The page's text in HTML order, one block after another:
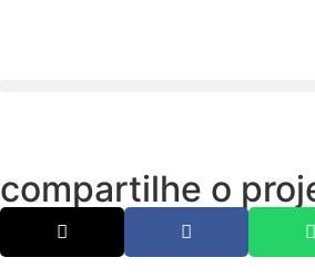
compartilhe o